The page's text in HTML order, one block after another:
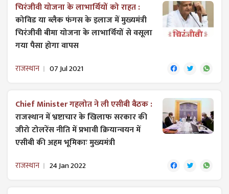
चिरंजीवी योजना के लाभा​र्थियों को राहत :
कोविड या ब्लैक फंगस के इलाज में मुख्यमंत्री
चिरंजीवी बीमा योजना के लाभार्थियों से वसूला
गया पैसा होगा वापस
राजस्थान 07 Jul 2021
Chief Minister गहलोत ने ली एसीबी बैठक :
राजस्थान में भ्रष्टाचार के खिलाफ सरकार की
जीरो टोलरेंस नीति में प्रभावी क्रियान्वयन में
एसीबी की अहम भूमिकाः मुख्यमंत्री
राजस्थान 24 Jan 2022